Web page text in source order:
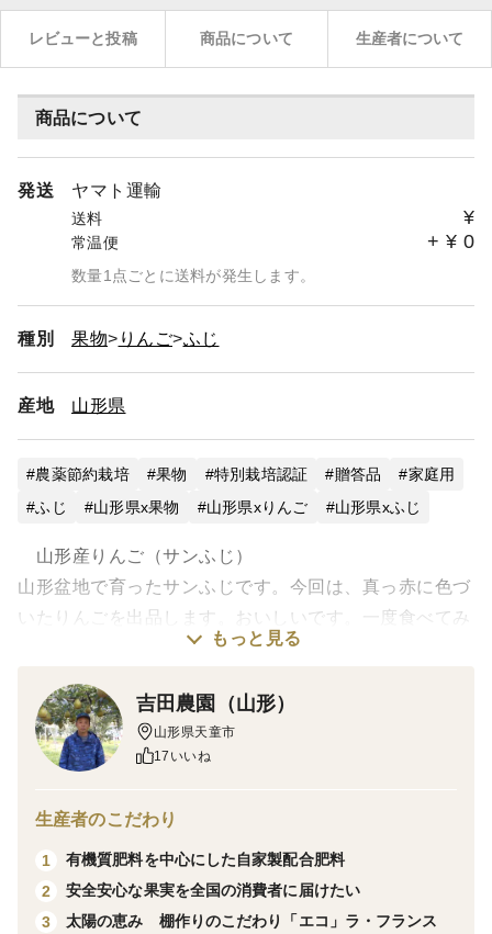
レビューと投稿 商品について 生産者について
商品について
発送 ヤマト運輸
送料 ¥
常温便 + ¥ 0
数量1点ごとに送料が発生します。
種別 果物 りんご ふじ
産地 山形県
農薬節約栽培 果物 特別栽培認証 贈答品
家庭用
ふじ
山形県x果物 山形県xりんご 山形県xふじ
山形産りんご（サンふじ）
山形盆地で育ったサンふじです。今回は、真っ赤に色づ
いたりんごを出品します。おいしいです。一度食べてみ
て下さい。贈答用としても十分ご利用いただけます。
○ 商品・・・山形産完熟りんごサンふじ（１０Ｋｇ）50
玉
○ 贈答用としてもお使いいただけます。みつ入り具合
ているというお約束はできません）有機質の肥料を散布
しておりますので食味等は自信あります。農薬の使用も
山形県防除基準に沿った農薬を使用しております（通常
散布の５０パーセントにおさえております）
もっと見る
吉田農園（山形）
山形県天童市
17いいね
生産者のこだわり
1
有機質肥料を中心にした自家製配合肥料
2
安全安心な果実を全国の消費者に届けたい
3
太陽の恵み 棚作りのこだわり「エコ」ラ・フランス